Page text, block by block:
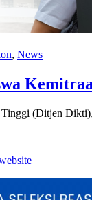
, News
Tinggi (Ditjen